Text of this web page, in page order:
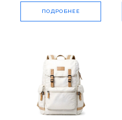
ПОДРОБНЕЕ